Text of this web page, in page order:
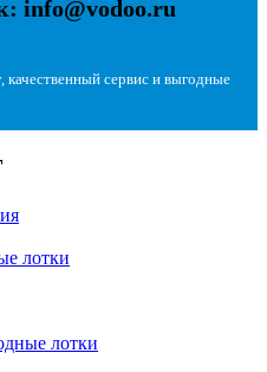
info@vodoo.ru
сервис и выгодные
лотки
лотки